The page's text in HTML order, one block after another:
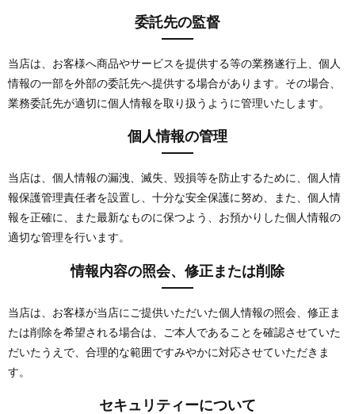
委託先の監督
当店は、お客様へ商品やサービスを提供する等の業務遂行上、個人
情報の一部を外部の委託先へ提供する場合があります。その場合、
業務委託先が適切に個人情報を取り扱うように管理いたします。
個人情報の管理
当店は、個人情報の漏洩、滅失、毀損等を防止するために、個人情
報保護管理責任者を設置し、十分な安全保護に努め、また、個人情
報を正確に、また最新なものに保つよう、お預かりした個人情報の
適切な管理を行います。
情報内容の照会、修正または削除
当店は、お客様が当店にご提供いただいた個人情報の照会、修正ま
たは削除を希望される場合は、ご本人であることを確認させていた
だいたうえで、合理的な範囲ですみやかに対応させていただきま
す。
セキュリティーについて